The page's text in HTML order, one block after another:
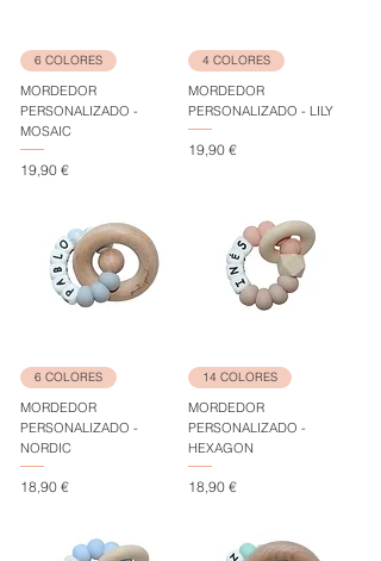
6 COLORES
MORDEDOR
PERSONALIZADO -
MOSAIC
Precio
19,90 €
4 COLORES
MORDEDOR
PERSONALIZADO - LILY
Precio
19,90 €
6 COLORES
MORDEDOR
PERSONALIZADO -
NORDIC
Precio
18,90 €
14 COLORES
MORDEDOR
PERSONALIZADO -
HEXAGON
Precio
18,90 €